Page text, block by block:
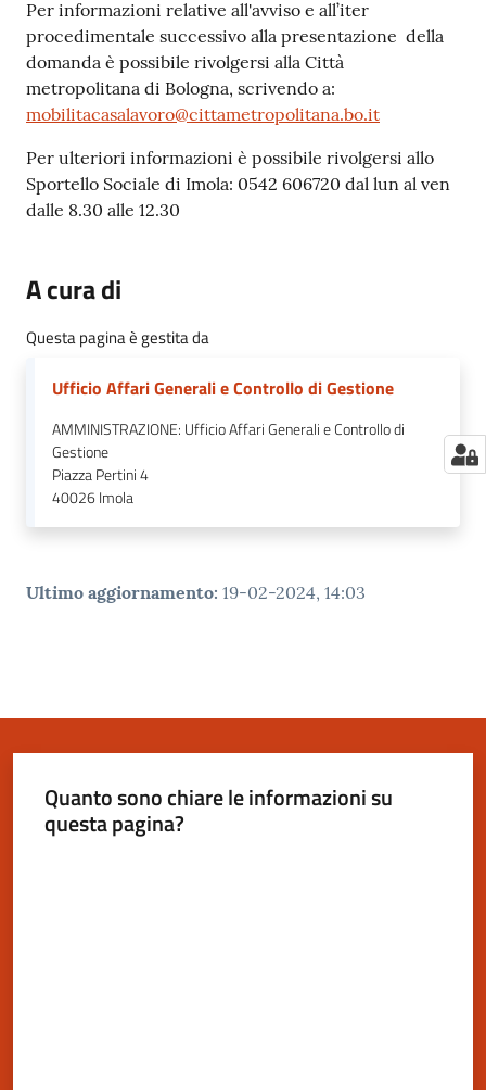
Per informazioni relative all'avviso e all’iter
procedimentale successivo alla presentazione della
domanda è possibile rivolgersi alla Città
metropolitana di Bologna, scrivendo a:
mobilitacasalavoro@cittametropolitana.bo.it
Per ulteriori informazioni è possibile rivolgersi allo
Sportello Sociale di Imola: 0542 606720 dal lun al ven
dalle 8.30 alle 12.30
A cura di
Questa pagina è gestita da
Ufficio Affari Generali e Controllo di Gestione
AMMINISTRAZIONE: Ufficio Affari Generali e Controllo di
Gestione
Piazza Pertini 4
40026Imola
Ultimo aggiornamento: 19-02-2024, 14:03
Quanto sono chiare le informazioni su
questa pagina?